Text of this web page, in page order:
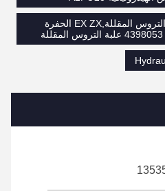
إكس 60-3 إكس 60-5 علبة التروس المقللة,EX ZX الحفرة